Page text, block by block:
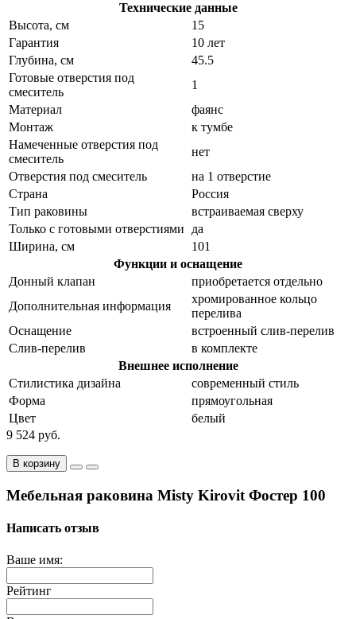
Технические данные
Высота, см
15
Гарантия
10 лет
Глубина, см
45.5
Готовые отверстия под
смеситель
1
Материал
фаянс
Монтаж
к тумбе
Намеченные отверстия под
смеситель
нет
Отверстия под смеситель
на 1 отверстие
Страна
Россия
Тип раковины
встраиваемая сверху
Только с готовыми отверстиями
да
Ширина, см
101
Функции и оснащение
Донный клапан
приобретается отдельно
Дополнительная информация
хромированное кольцо
перелива
Оснащение
встроенный слив-перелив
Слив-перелив
в комплекте
Внешнее исполнение
Стилистика дизайна
современный стиль
Форма
прямоугольная
Цвет
белый
9 524 руб.
В корзину
Мебельная раковина Misty Kirovit Фостер 100
Написать отзыв
Ваше имя:
Рейтинг